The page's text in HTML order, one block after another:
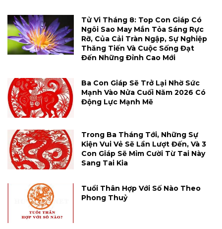
Tử Vi Tháng 8: Top Con Giáp Có
Ngôi Sao May Mắn Tỏa Sáng Rực
Rỡ, Của Cải Tràn Ngập, Sự Nghiệp
Thăng Tiến Và Cuộc Sống Đạt
Đến Những Đỉnh Cao Mới
Ba Con Giáp Sẽ Trở Lại Nhờ Sức
Mạnh Vào Nửa Cuối Năm 2026 Có
Động Lực Mạnh Mẽ
Trong Ba Tháng Tới, Những Sự
Kiện Vui Vẻ Sẽ Lần Lượt Đến, Và 3
Con Giáp Sẽ Mỉm Cười Từ Tai Này
Sang Tai Kia
Tuổi Thân Hợp Với Số Nào Theo
Phong Thuỷ